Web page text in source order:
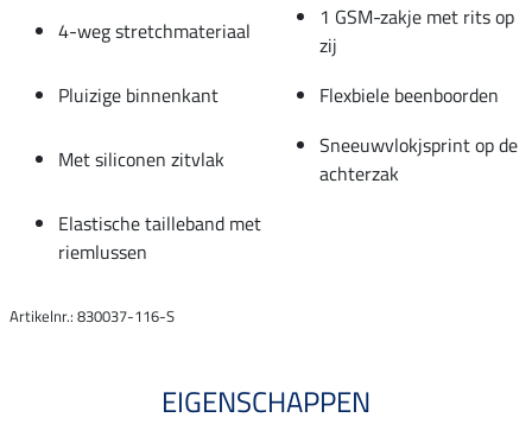
4-weg stretchmateriaal
1 GSM-zakje met rits op
zij
Pluizige binnenkant
Flexbiele beenboorden
Met siliconen zitvlak
Sneeuwvlokjsprint op de
achterzak
Elastische tailleband met
riemlussen
Artikelnr.: 830037-116-S
EIGENSCHAPPEN